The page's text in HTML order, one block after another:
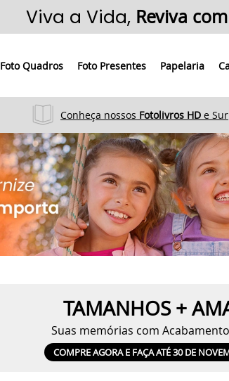
Viva a Vida, Reviva
Foto Quadros Foto Presentes Papelaria
Conheça nossos Fotolivros HD e
TAMANHOS +
Suas memórias com
COMPRE AGORA E FAÇA ATÉ 30 DE